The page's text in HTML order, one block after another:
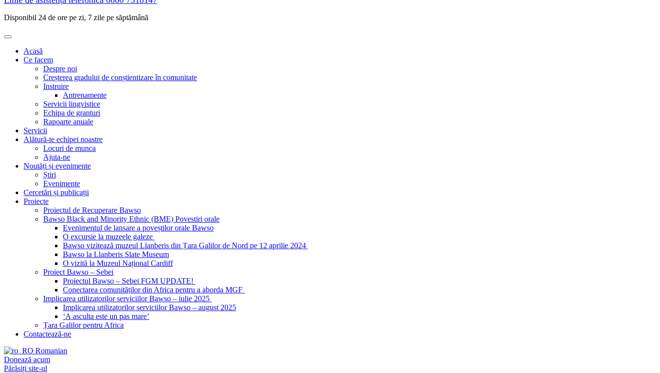
Disponibil 24 de ore pe zi, 7 zile pe săptămână
Acasă
Ce facem
Despre noi
Creșterea gradului de conștientizare în comunitate
Instruire
Antrenamente
Servicii lingvistice
Echipa de granturi
Rapoarte anuale
Servicii
Alătură-te echipei noastre
Locuri de munca
Ajuta-ne
Noutăți și evenimente
Știri
Evenimente
Cercetări și publicații
Proiecte
Proiectul de Recuperare Bawso
Bawso Black and Minority Ethnic (BME) Povestiri orale
Evenimentul de lansare a poveștilor orale Bawso
O excursie la muzeele galeze
Bawso vizitează muzeul Llanberis din Țara Galilor de Nord pe 12 aprilie 2024
Bawso la Llanberis Slate Museum
O vizită la Muzeul Național Cardiff
Proiect Bawso – Sebei
Proiectul Bawso – Sebei FGM UPDATE!
Conectarea comunităților din Africa pentru a aborda MGF
Implicarea utilizatorilor serviciilor Bawso – iulie 2025
Implicarea utilizatorilor serviciilor Bawso – august 2025
‘A asculta este un pas mare’
Țara Galilor pentru Africa
Contactează-ne
Romanian
Donează acum
Părăsiți site-ul